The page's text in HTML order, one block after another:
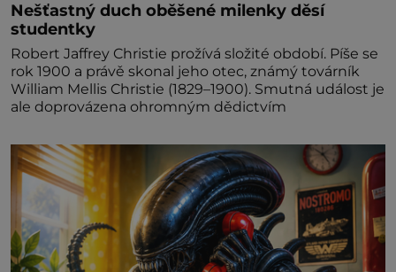
Nešťastný duch oběšené milenky děsí
studentky
Robert Jaffrey Christie prožívá složité období. Píše se
rok 1900 a právě skonal jeho otec, známý továrník
William Mellis Christie (1829–1900). Smutná událost je
ale doprovázena ohromným dědictvím